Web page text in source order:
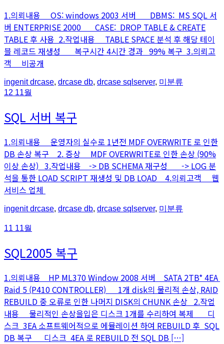
1.의뢰내용 OS: windows 2003 서버 DBMS: MS SQL 서
버 ENTERPRISE 2000 CASE: DROP TABLE & CREATE
TABLE 후 사용 2.작업내용 TABLE SPACE 분석 후 해당 테이
블 레코드 재생성 복구시간 4시간 경과 99% 복구 3.의뢰고
객 비공개
An
article
by
ingenitPosted
in
drcase, drcase db, drcase sqlserver, 미분류
12 11월
SQL 서버 복구
1.의뢰내용 운영자의 실수로 1년전 MDF OVERWRITE 로 인한
DB 손상 복구 2. 증상 MDF OVERWRITE로 인한 손상 (90%
이상 손상) 3.작업내용 -> DB SCHEMA 재구성 -> LOG 분
석을 통한 LOAD SCRIPT 재생성 및 DB LOAD 4.의뢰고객 웹
서비스 업체
An
by
ingenitPosted
drcase, drcase db, drcase sqlserver, 미분류
11 11월
SQL2005 복구
1.의뢰내용 HP ML370 Window 2008 서버 SATA 2TB* 4EA
Raid 5 (P410 CONTROLLER) 1개 disk의 물리적 손상, RAID
REBUILD 중 오류로 인한 나머지 DISK의 CHUNK 손상 2.작업
내용 물리적인 손상을입은 디스크 1개를 수리하여 복제 디
스크 3EA 소프트웨어적으로 에뮬레이션 하여 REBUILD 후 SQL
DB 복구 디스크 4EA 로 REBUILD 전 SQL DB […]